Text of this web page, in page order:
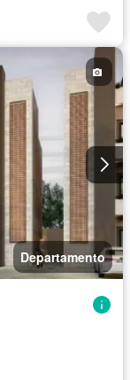
Departamento